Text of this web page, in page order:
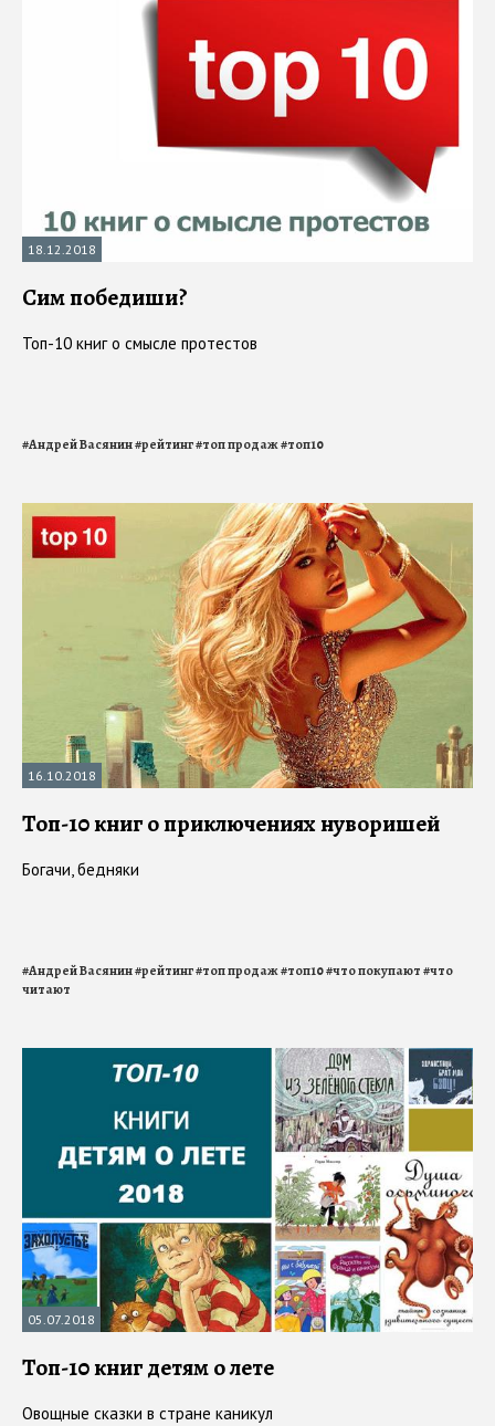
18.12.2018
Сим победиши?
Топ-10 книг о смысле протестов
#Андрей Васянин#рейтинг#топ продаж#топ10
16.10.2018
Топ-10 книг о приключениях нуворишей
Богачи, бедняки
#Андрей Васянин#рейтинг#топ продаж#топ10#что покупают#что
читают
05.07.2018
Топ-10 книг детям о лете
Овощные сказки в стране каникул